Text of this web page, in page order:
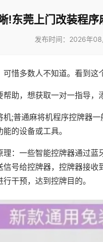
!东莞上门改装程
发布时间：2026年
惜多数人不知道。看到这
助，想获取一对一指导，
机;普通麻将机程序控牌器
的设备或工具。
理：一些智能控牌器通过
号给控牌器，控牌器接
干预，达到控牌目的。